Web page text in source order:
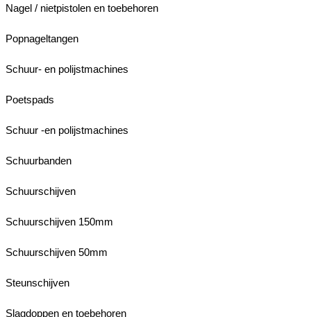
Nagel / nietpistolen en toebehoren
Popnageltangen
Schuur- en polijstmachines
Poetspads
Schuur -en polijstmachines
Schuurbanden
Schuurschijven
Schuurschijven 150mm
Schuurschijven 50mm
Steunschijven
Slagdoppen en toebehoren